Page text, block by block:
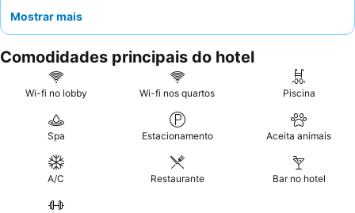
com um escorrega aquático. Os hóspedes elogiam
destaques para a gastronomia "impecável", "extraordinária" e
"sensacional", que apresenta uma grande variedade de opções
e sobremesas elaboradas. Para uma experiência
virado para o jardim para uma estadia mais tranquila.
Mostrar mais
Comodidades principais do hotel
Wi-fi no lobby Wi-fi nos quartos Piscina
Spa Estacionamento Aceita animais
A/C Restaurante Bar no hotel